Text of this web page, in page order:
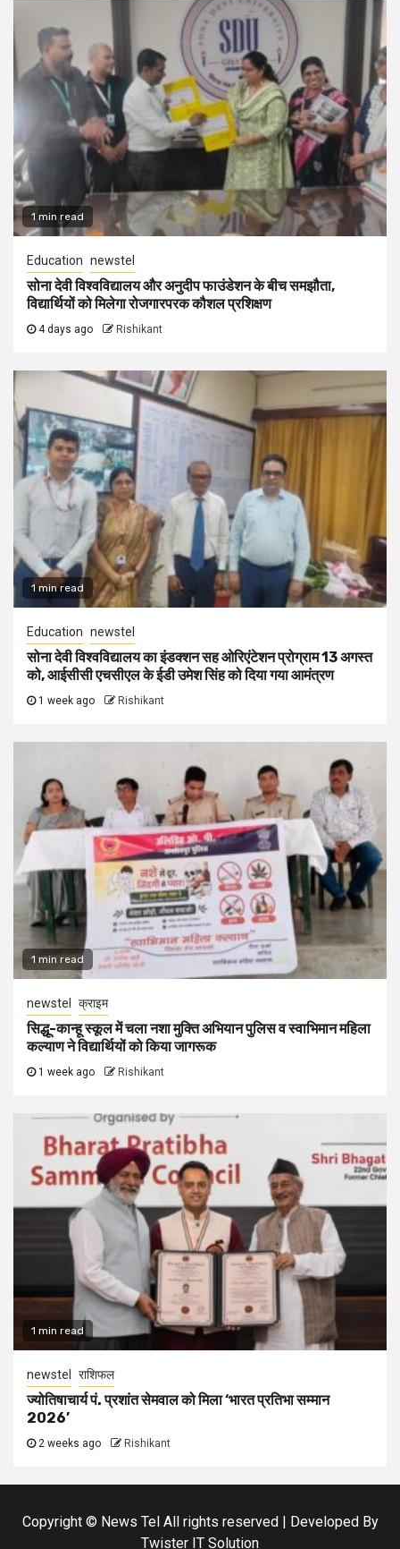
1 min read
Education newstel
सोना देवी विश्वविद्यालय और अनुदीप फाउंडेशन के बीच समझौता,
विद्यार्थियों को मिलेगा रोजगारपरक कौशल प्रशिक्षण
4 days ago Rishikant
1 min read
Education newstel
सोना देवी विश्वविद्यालय का इंडक्शन सह ओरिएंटेशन प्रोग्राम 13 अगस्त
को, आईसीसी एचसीएल के ईडी उमेश सिंह को दिया गया आमंत्रण
1 week ago Rishikant
1 min read
newstel क्राइम
सिद्धू-कान्हू स्कूल में चला नशा मुक्ति अभियान पुलिस व स्वाभिमान महिला
कल्याण ने विद्यार्थियों को किया जागरूक
1 week ago Rishikant
1 min read
newstel राशिफल
ज्योतिषाचार्य पं. प्रशांत सेमवाल को मिला ‘भारत प्रतिभा सम्मान
2026’
2 weeks ago Rishikant
Copyright © News Tel All rights reserved | Developed By
Twister IT Solution